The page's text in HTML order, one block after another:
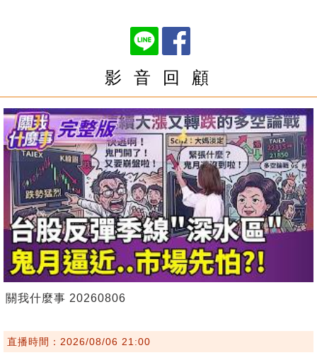
影 音 回 顧
關我什麼事 20260806
直播時間：2026/08/06 21:00